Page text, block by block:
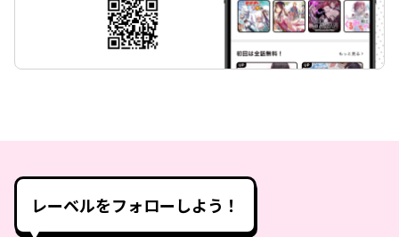
レーベルをフォローしよう！